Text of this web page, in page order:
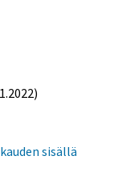
sisällä